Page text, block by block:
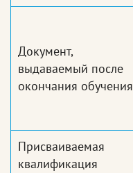
Документ,
выдаваемый после
окончания обучения
Присваиваемая
квалификация